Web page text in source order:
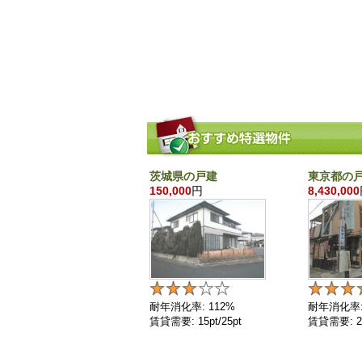
茨城県の戸建
150,000円
耐年消化率: 112%
賃貸需要: 15pt/25pt
東京都の
8,430,000
耐年消化
賃貸需要: